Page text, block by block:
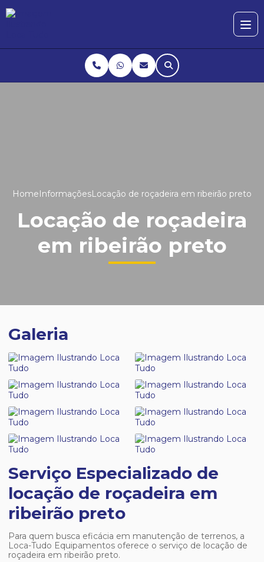
HomeInformaçõesLocação de roçadeira em ribeirão preto
Locação de roçadeira
em ribeirão preto
Galeria
Serviço Especializado de
locação de roçadeira em
ribeirão preto
Para quem busca eficácia em manutenção de terrenos, a
Loca-Tudo Equipamentos oferece o serviço de locação de
roçadeira em ribeirão preto.